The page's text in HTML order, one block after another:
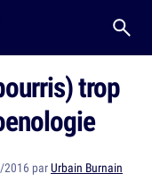
trop
2016 parUrbain Burnain